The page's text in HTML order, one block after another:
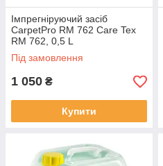
Імпрегніруючий засіб
CarpetPro RM 762 Care Tex
RM 762, 0,5 L
Під замовлення
1 050 ₴
Купити